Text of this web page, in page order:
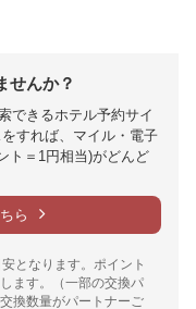
せんか？
できるホテル予約サイ
すれば、マイル・電子
ト＝1円相当)がどんど
ら
となります。ポイント
ます。（一部の交換パ
換数量がパートナーご